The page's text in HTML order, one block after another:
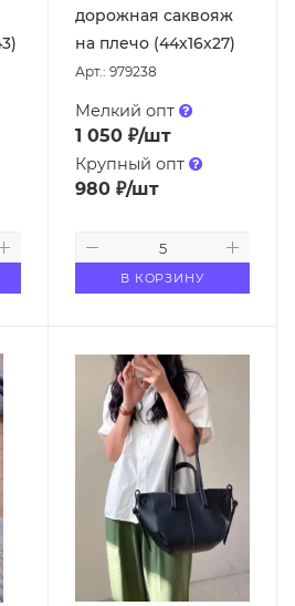
дорожная саквояж
на плечо (44х16х27)
Арт.: 979238
Мелкий опт
1 050₽/шт
Крупный опт
980₽/шт
В КОРЗИНУ